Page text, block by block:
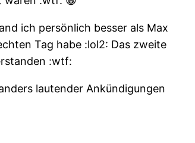
ich persönlich besser als Max
Tag habe :lol2: Das zweite
:wtf:
lautender Ankündigungen